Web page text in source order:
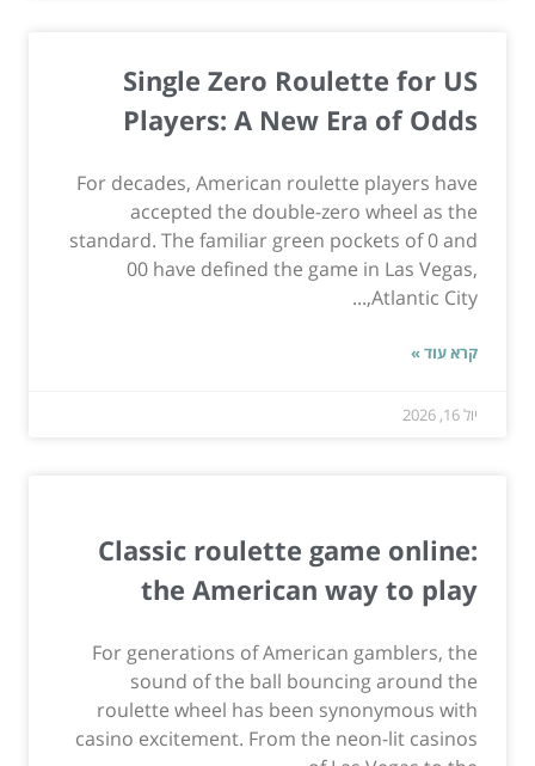
Single Zero Roulette for US
Players: A New Era of Odds
For decades, American roulette players have
accepted the double-zero wheel as the
standard. The familiar green pockets of 0 and
00 have defined the game in Las Vegas,
Atlantic City,...
קרא עוד »
יול 16, 2026
Classic roulette game online:
the American way to play
For generations of American gamblers, the
sound of the ball bouncing around the
roulette wheel has been synonymous with
casino excitement. From the neon-lit casinos